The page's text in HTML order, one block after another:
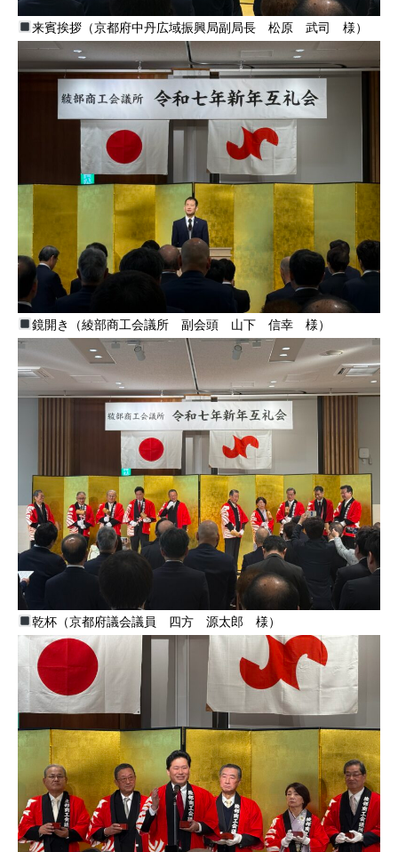
来賓挨拶（京都府中丹広域振興局副局長 松原 武司 様）
鏡開き（綾部商工会議所 副会頭 山下 信幸 様）
乾杯（京都府議会議員 四方 源太郎 様）